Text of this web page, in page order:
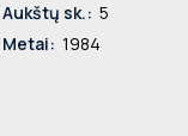
Aukštų sk.: 5
Metai: 1984